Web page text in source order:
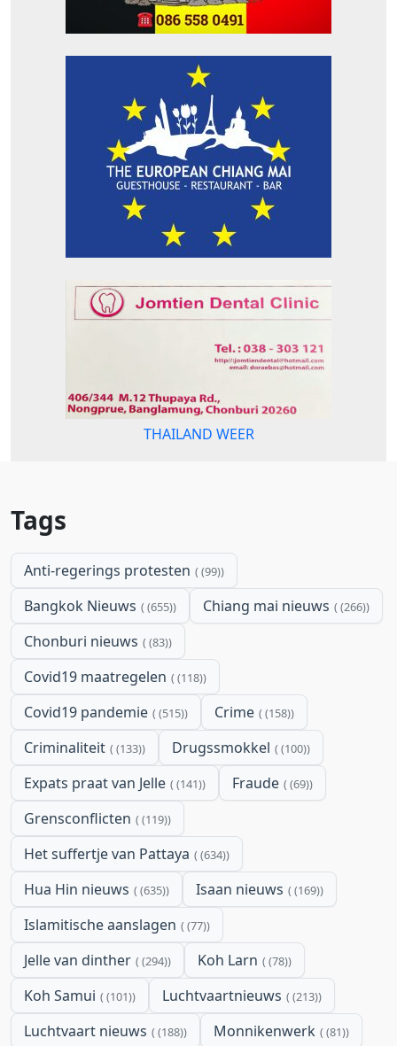
THAILAND WEER
Tags
Anti-regerings protesten (99)
Bangkok Nieuws (655) Chiang mai nieuws (266)
Chonburi nieuws (83)
Covid19 maatregelen (118)
Covid19 pandemie (515) Crime (158)
Criminaliteit (133) Drugssmokkel (100)
Expats praat van Jelle (141) Fraude (69)
Grensconflicten (119)
Het suffertje van Pattaya (634)
Hua Hin nieuws (635) Isaan nieuws (169)
Islamitische aanslagen (77)
Jelle van dinther (294) Koh Larn (78)
Koh Samui (101) Luchtvaartnieuws (213)
Luchtvaart nieuws (188) Monnikenwerk (81)